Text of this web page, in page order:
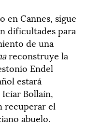
en Cannes, sigue
dificultades para
de una
reconstruye la
Endel
estará
Icíar Bollaín,
recuperar el
abuelo.